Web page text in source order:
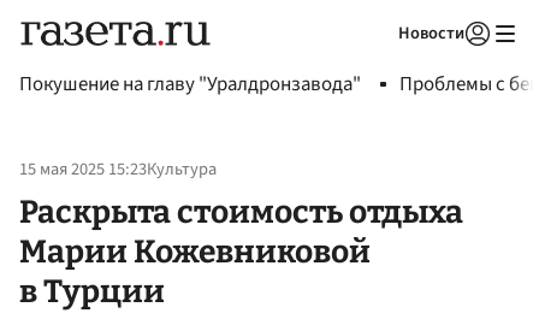
Новости
Покушение на главу "Уралдронзавода" Проблемы с
15 мая 2025 15:23Культура
Раскрыта стоимость отдыха
Марии Кожевниковой
в Турции